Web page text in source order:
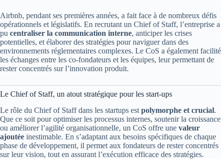
Airbnb, pendant ses premières années, a fait face à de nombreux défis
opérationnels et législatifs. En recrutant un Chief of Staff, l’entreprise a
pu centraliser la communication interne, anticiper les crises
potentielles, et élaborer des stratégies pour naviguer dans des
environnements réglementaires complexes. Le CoS a également facilité
les échanges entre les co-fondateurs et les équipes, leur permettant de
rester concentrés sur l’innovation produit.
Le Chief of Staff, un atout stratégique pour les start-ups
Le rôle du Chief of Staff dans les startups est polymorphe et crucial.
Que ce soit pour optimiser les processus internes, soutenir la croissance
ou améliorer l’agilité organisationnelle, un CoS offre une valeur
ajoutée inestimable. En s’adaptant aux besoins spécifiques de chaque
phase de développement, il permet aux fondateurs de rester concentrés
sur leur vision, tout en assurant l’exécution efficace des stratégies.